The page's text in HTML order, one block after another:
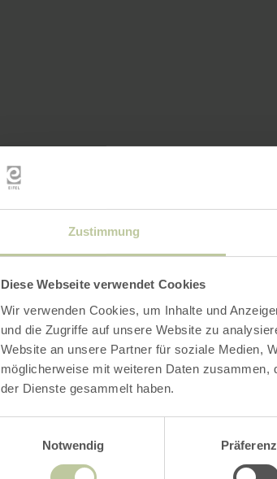
Zustimmung
Diese Webseite verwendet Cookies
Wir verwenden Cookies, um Inhalte und
und die Zugriffe auf unsere Website zu
Website an unsere Partner für soziale Medien,
möglicherweise mit weiteren Daten
der Dienste gesammelt haben.
Notwendig